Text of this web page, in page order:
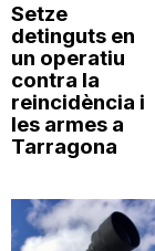
Setze
detinguts en
un operatiu
contra la
reincidència i
les armes a
Tarragona